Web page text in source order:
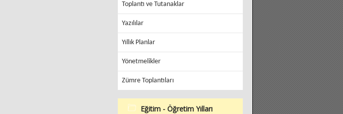
Toplantı ve Tutanaklar
Yazılılar
Yıllık Planlar
Yönetmelikler
Zümre Toplantıları
Eğitim - Öğretim Yılları